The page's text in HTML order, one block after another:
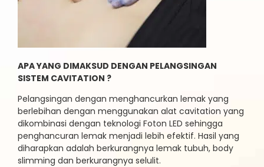
APA YANG DIMAKSUD DENGAN PELANGSINGAN
SISTEM CAVITATION ?
Pelangsingan dengan menghancurkan lemak yang
berlebihan dengan menggunakan alat cavitation yang
dikombinasi dengan teknologi Foton LED sehingga
penghancuran lemak menjadi lebih efektif. Hasil yang
diharapkan adalah berkurangnya lemak tubuh, body
slimming dan berkurangnya selulit.